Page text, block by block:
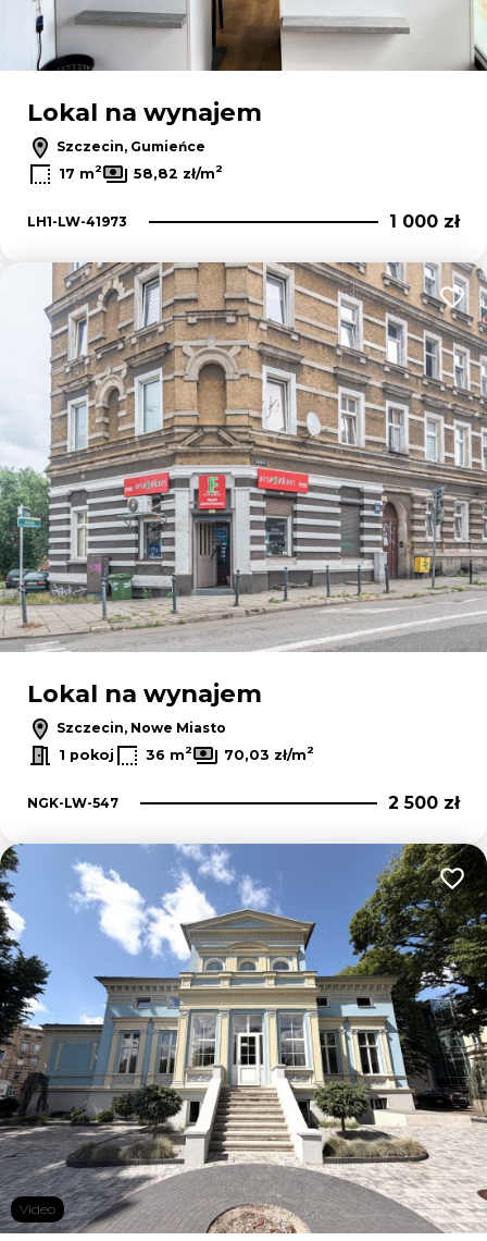
Lokal na wynajem
Szczecin, Gumieńce
17 m2 58,82 zł/m2
LH1-LW-41973 1 000 zł
Lokal na wynajem
Szczecin, Nowe Miasto
1 pokoj
36 m2 70,03 zł/m2
NGK-LW-547 2 500 zł
Video